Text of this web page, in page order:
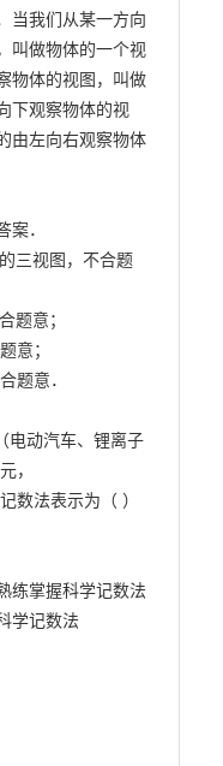
当我们从某一方向
叫做物体的一个视
物体的视图，叫做
下观察物体的视
由左向右观察物体
．
三视图，不合题
题意；
意；
题意．
电动汽车、锂离子
，
数法表示为（ ）
练掌握科学记数法
学记数法